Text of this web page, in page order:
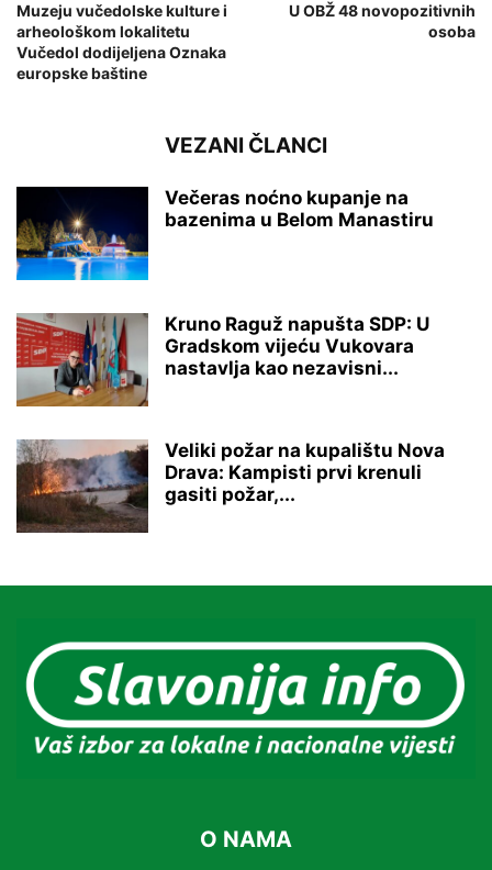
Muzeju vučedolske kulture i
arheološkom lokalitetu
Vučedol dodijeljena Oznaka
europske baštine
U OBŽ 48 novopozitivnih
osoba
VEZANI ČLANCI
Večeras noćno kupanje na
bazenima u Belom Manastiru
Kruno Raguž napušta SDP: U
Gradskom vijeću Vukovara
nastavlja kao nezavisni...
Veliki požar na kupalištu Nova
Drava: Kampisti prvi krenuli
gasiti požar,...
O NAMA